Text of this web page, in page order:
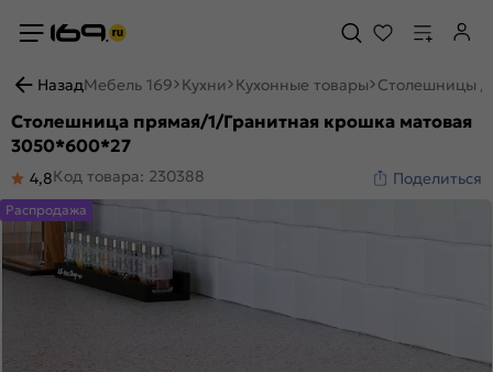
НазадМебель 169 Кухни Кухонные товары Столешницы
Столешница прямая/1/Гранитная крошка матовая
3050*600*27
4,8Код товара: 230388 Поделиться
Распродажа